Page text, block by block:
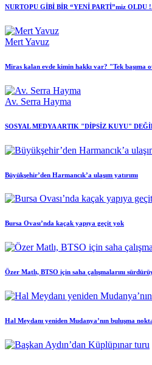
NURTOPU GİBİ BİR “YENİ PARTİ”miz OLDU
Mert Yavuz
Miras kalan evde kimin hakkı var? "Tek başıma
Av. Serra Hayma
SOSYAL MEDYA ARTIK "DİPSİZ KUYU"
Büyükşehir’den Harmancık’a ulaşım yatırımı
Bursa Ovası’nda kaçak yapıya geçit yok
Özer Matlı, BTSO için saha çalışmalarını
Hal Meydanı yeniden Mudanya’nın buluşma